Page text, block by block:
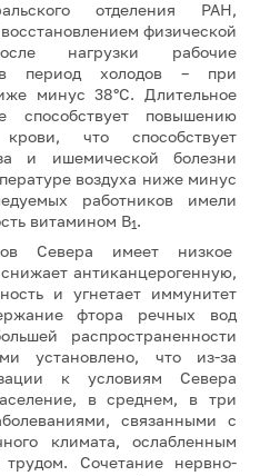
отделения РАН,
физической
нагрузки рабочие
период холодов – при
минус 38°С. Длительное
способствует повышению
что способствует
и ишемической болезни
воздуха ниже минус
работников имели
витамином В1 .
Севера имеет низкое
антиканцерогенную,
и угнетает иммунитет
фтора речных вод
распространенности
установлено, что из-за
к условиям Севера
в среднем, в три
связанными с
климата, ослабленным
Сочетание нервно-